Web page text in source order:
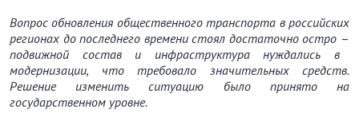
Вопрос обновления общественного транспорта в российских
регионах до последнего времени стоял достаточно остро –
подвижной состав и инфраструктура нуждались в
модернизации, что требовало значительных средств.
Решение изменить ситуацию было принято на
государственном уровне.